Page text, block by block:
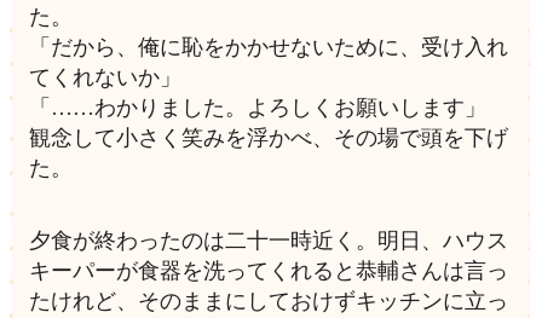
た。
「だから、俺に恥をかかせないために、受け入れ
てくれないか」
「……わかりました。よろしくお願いします」
観念して小さく笑みを浮かべ、その場で頭を下げ
た。
夕食が終わったのは二十一時近く。明日、ハウス
キーパーが食器を洗ってくれると恭輔さんは言っ
たけれど、そのままにしておけずキッチンに立っ